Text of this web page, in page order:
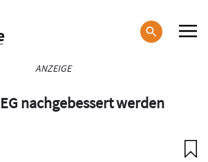
ANZEIGE
nachgebessert werden